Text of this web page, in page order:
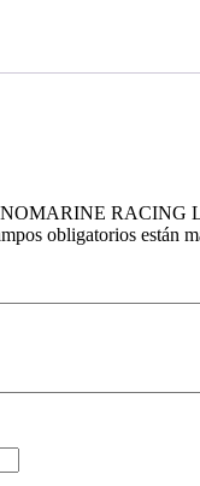
obligatorios están